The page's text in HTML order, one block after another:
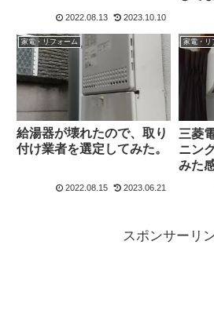
2022.08.13 2023.10.10
家電・リフォーム
給湯器が壊れたので、取り
付け業者を選定してみた。
2022.08.15 2023.06.21
家電・リ
三菱
ニン
みた
スポンサーリ